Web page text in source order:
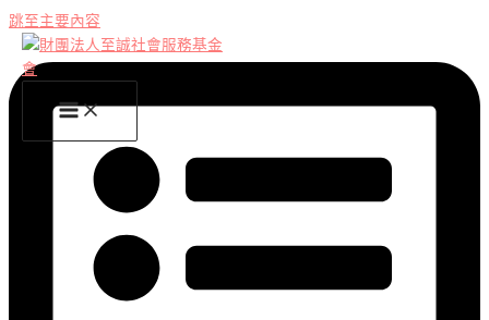
跳至主要內容